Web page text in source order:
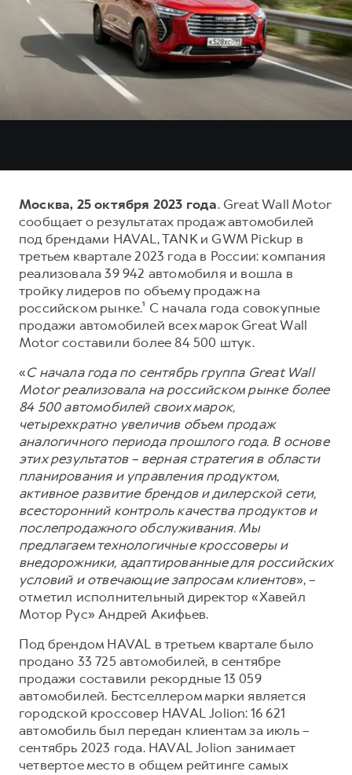
DARGO
от 3 499 000 ₽
от 2 899 000 ₽ от 3 599 000 ₽
POER
от 3 449 000 ₽
Тест-драйв
Трейд-ин
КРЕДИТ И СТРАХОВАНИЕ
КОРПОРАТИВНЫМ КЛИЕНТАМ
Для малого бизнеса
Корпоративным клиентам
Крупным корпоративным клиентам
Система управления автопарком
Сервис для корпоративных клиентов
HAVAL Лизинг
АКСЕССУАРЫ HAVAL
Автомобильные аксессуары
Коллекция CITY
Коллекция Базовая
Коллекция Детская
СЕРВИСНОЕ ОБСЛУЖИВАНИЕ
Нулевое ТО
Программа «Помощь на дороге»
Регламенты технического обслуживания
ПОДДЕРЖКА
GWM Безопасность
Гарантия HAVAL
Мобильное приложение GWM
Программа «HAVAL Защита+»
Руководства по эксплуатации
Подписки
АКСЕССУАРЫ HAVAL
Автомобильные аксессуары
Коллекция CITY
Коллекция Базовая
Коллекция Детская
О дилере
Наша команда
Контакты
Москва, 25 октября 2023 года. Great Wall Motor
сообщает о результатах продаж автомобилей
под брендами HAVAL, TANK и GWM Pickup в
третьем квартале 2023 года в России: компания
реализовала 39 942 автомобиля и вошла в
тройку лидеров по объему продаж на
российском рынке.¹ С начала года совокупные
продажи автомобилей всех марок Great Wall
Motor составили более 84 500 штук.
«С начала года по сентябрь группа Great Wall
Motor реализовала на российском рынке более
84 500 автомобилей своих марок,
четырехкратно увеличив объем продаж
аналогичного периода прошлого года. В основе
этих результатов – верная стратегия в области
планирования и управления продуктом,
активное развитие брендов и дилерской сети,
всесторонний контроль качества продуктов и
послепродажного обслуживания. Мы
предлагаем технологичные кроссоверы и
внедорожники, адаптированные для российских
условий и отвечающие запросам клиентов», –
отметил исполнительный директор «Хавейл
Мотор Рус» Андрей Акифьев.
Под брендом HAVAL в третьем квартале было
продано 33 725 автомобилей, в сентябре
продажи составили рекордные 13 059
автомобилей. Бестселлером марки является
городской кроссовер HAVAL Jolion: 16 621
автомобиль был передан клиентам за июль –
сентябрь 2023 года. HAVAL Jolion занимает
четвертое место в общем рейтинге самых